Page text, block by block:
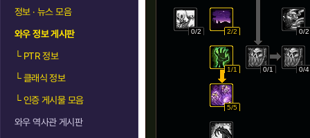
정보 · 뉴스 모음
와우 정보 게시판
└PTR 정보
└클래식 정보
└인증 게시물 모음
와우 역사관 게시판
0/2 2/2 0/2
1/1 0/1 0/4
5/5